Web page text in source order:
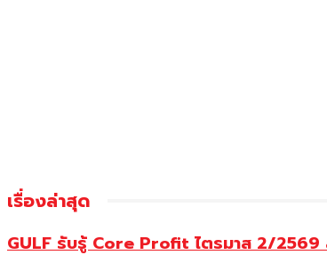
เรื่องล่าสุด
GULF รับรู้ Core Profit ไตรมาส 2/2569